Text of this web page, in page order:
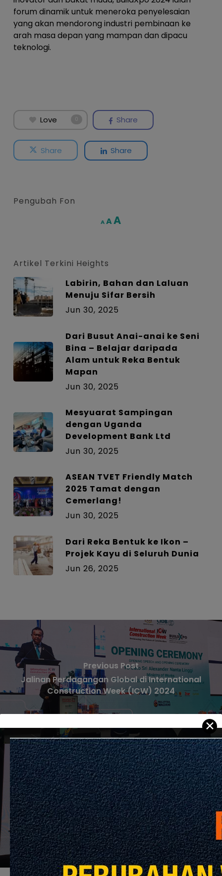
forum dinamik untuk meneroka penyelesaian
yang akan mendorong industri pembinaan ke
arah masa depan yang mampan dan dipacu
teknologi.
Love 0 Share
Share Share
Pengubah Fon
A Decrease
AReset
AIncrease
Artikel Terkini Heights
Labirin, Bahan dan Laluan
Menuju Sifar Bersih
Jun 30, 2025
Dari Busut Anai-anai ke Seni
Bina – Belajar daripada
Alam untuk Reka Bentuk
Mapan
Jun 30, 2025
Mesyuarat Sampingan
dengan Uganda
Development Bank Ltd
Jun 30, 2025
ASEAN TVET Friendly Match
2025 Tamat dengan
Cemerlang!
Jun 30, 2025
Dari Reka Bentuk ke Ikon –
Projek Kayu di Seluruh Dunia
Jun 26, 2025
Previous Post
Jalinan Perdagangan Global di International
Construction Week (ICW) 2024
Next Post
Membayangkan Masa Depan Pembinaan di
ICW dan BuildXpo 2024
✕